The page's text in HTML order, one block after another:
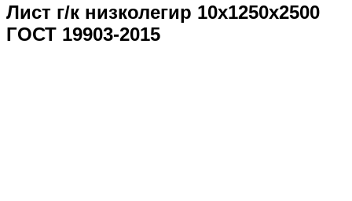
Лист г/к низколегир 10x1250x2500
ГОСТ 19903-2015